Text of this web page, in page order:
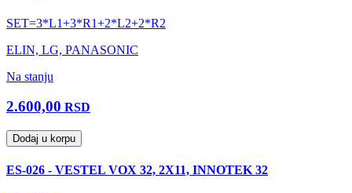
SET=3*L1+3*R1+2*L2+2*R2
ELIN, LG, PANASONIC
Na stanju
2.600,00 RSD
Dodaj u korpu
ES-026 - VESTEL VOX 32, 2X11, INNOTEK 32